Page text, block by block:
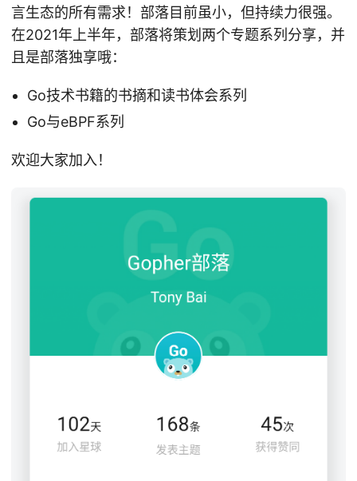
言生态的所有需求！部落目前虽小，但持续力很强。
在2021年上半年，部落将策划两个专题系列分享，并
且是部落独享哦：
Go技术书籍的书摘和读书体会系列
Go与eBPF系列
欢迎大家加入！